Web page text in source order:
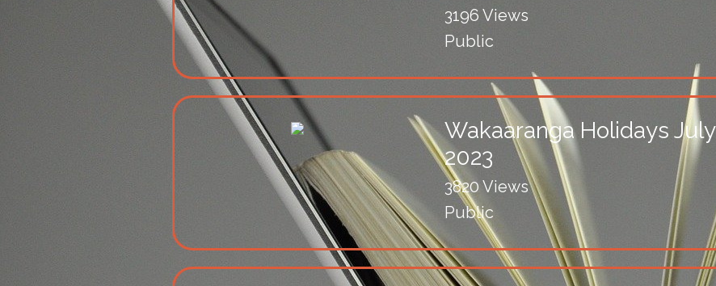
3196 Views
Public
Wakaaranga Holidays July
2023
3820 Views
Public